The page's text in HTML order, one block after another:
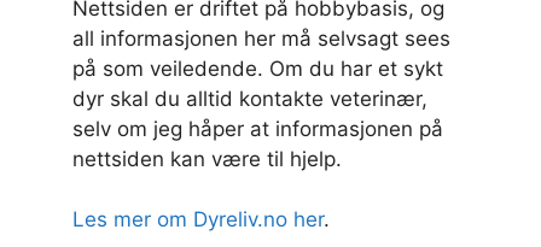
Nettsiden er driftet på hobbybasis, og
all informasjonen her må selvsagt sees
på som veiledende. Om du har et sykt
dyr skal du alltid kontakte veterinær,
selv om jeg håper at informasjonen på
nettsiden kan være til hjelp.
Les mer om Dyreliv.no her.